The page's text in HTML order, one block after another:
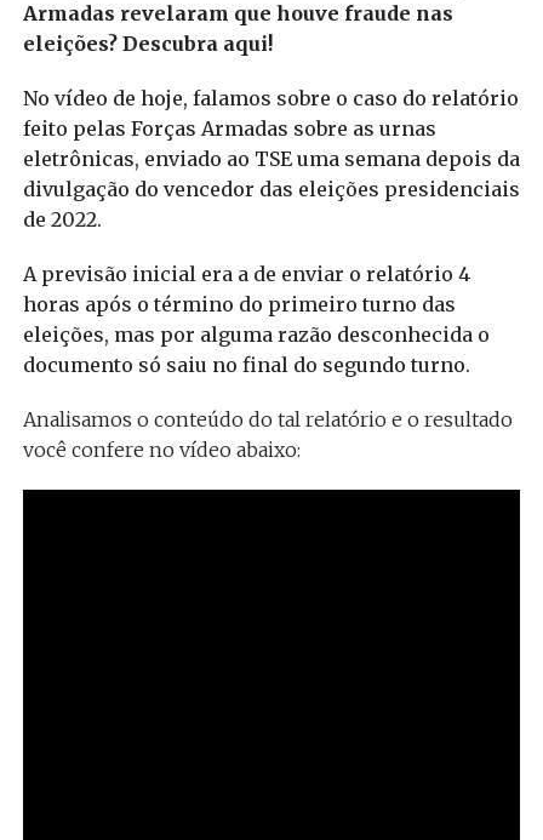
Armadas revelaram que houve fraude nas
eleições? Descubra aqui!
No vídeo de hoje, falamos sobre o caso do relatório
feito pelas Forças Armadas sobre as urnas
eletrônicas, enviado ao TSE uma semana depois da
divulgação do vencedor das eleições presidenciais
de 2022.
A previsão inicial era a de enviar o relatório 4
horas após o término do primeiro turno das
eleições, mas por alguma razão desconhecida o
documento só saiu no final do segundo turno.
Analisamos o conteúdo do tal relatório e o resultado
você confere no vídeo abaixo: